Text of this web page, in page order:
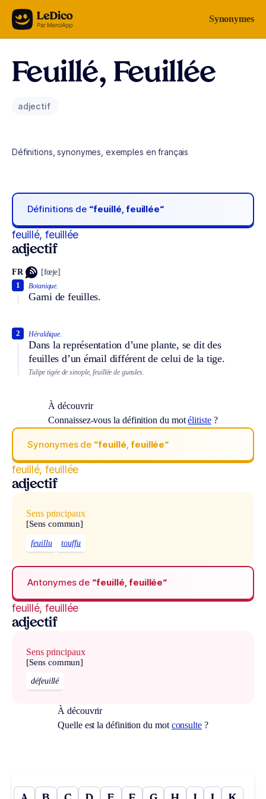
Aller au contenu Synonymes
Feuillé, Feuillée
adjectif
Définitions, synonymes, exemples en français
Définitions de “feuillé, feuillée“
feuillé, feuillée
adjectif
FR [fœje]
Botanique.
Garni de feuilles.
1
Héraldique.
Dans la représentation d’une plante, se dit des
feuilles d’un émail différent de celui de la tige.
2
Tulipe tigée de sinople, feuillée de gueules.
À découvrir
Connaissez-vous la définition du motélitiste?
Synonymes de “feuillé, feuillée“
feuillé, feuillée
adjectif
Sens principaux
[Sens commun]
feuillu touffu
Antonymes de “feuillé, feuillée“
feuillé, feuillée
adjectif
Sens principaux
[Sens commun]
défeuillé
À découvrir
Quelle est la définition du mot consulte?